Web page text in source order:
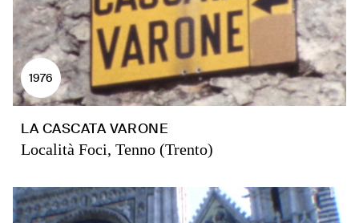
1976
LA CASCATA VARONE
Località Foci, Tenno (Trento)